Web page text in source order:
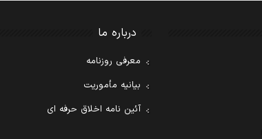
درباره ما
معرفی روزنامه
بیانیه مأموریت
آئین نامه اخلاق حرفه ای